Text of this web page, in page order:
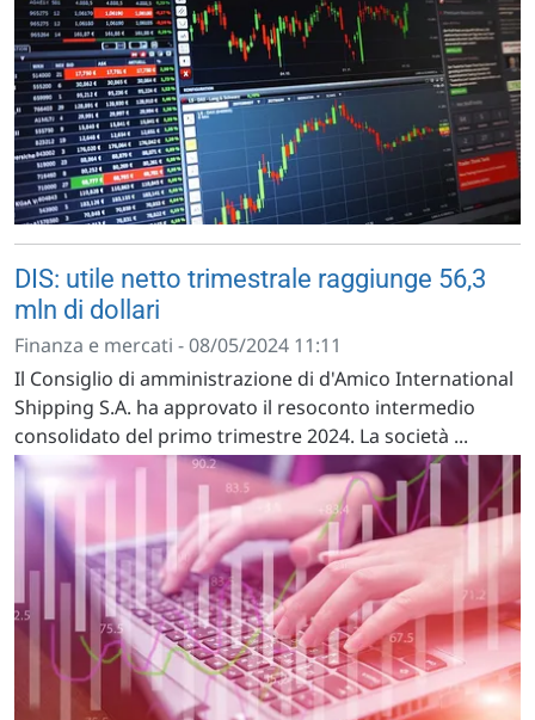
DIS: utile netto trimestrale raggiunge 56,3
mln di dollari
Finanza e mercati - 08/05/2024 11:11
Il Consiglio di amministrazione di d'Amico International
Shipping S.A. ha approvato il resoconto intermedio
consolidato del primo trimestre 2024. La società ...